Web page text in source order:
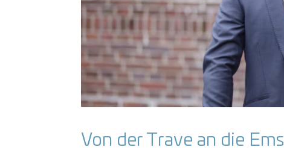
Von der Trave an die Ems